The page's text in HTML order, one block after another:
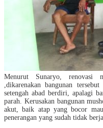
Menurut Sunaryo, renovasi
,dikarenakan bangunan
setengah abad berdiri, apalagi
parah. Kerusakan bangunan
akut, baik atap yang bocor
penerangan yang sudah tidak